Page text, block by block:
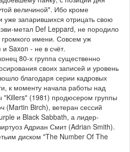
величиной". Ибо кроме
уже запарившихся отрицать свою
метал Def Leppard, не породило
громкого имени. Совсем уж
Saxon - не в счёт.
80-х группа существенно
своих записей и уровень
благодаря серии кадровых
к моменту начала работы над
"Killers" (1981) продюсером группы
(Martin Birch), ветеран сессий
и Black Sabbath, а лидер-
Адриан Смит (Adrian Smith).
диском "The Number Of The